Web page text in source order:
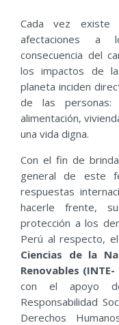
Cada vez existe
afectaciones a
consecuencia del
los impactos de
planeta inciden
de las personas:
alimentación,
una vida digna.
Con el fin de
general de este
respuestas
hacerle frente,
protección a los
Perú al respecto, el
Ciencias de la
Renovables (INTE-
con el apoyo
Responsabilidad
Derechos